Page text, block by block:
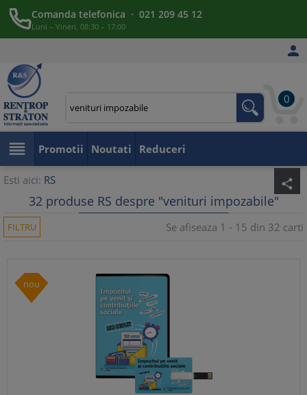
Comanda telefonica · 021 209 45 12
Luni – Vineri, 08:30 – 17:00

0
 Promotii Noutati Reduceri
Esti aici: RS share
32 produse RS despre "venituri impozabile"
FILTRU Se afiseaza 1 - 15 din 32 carti
nou